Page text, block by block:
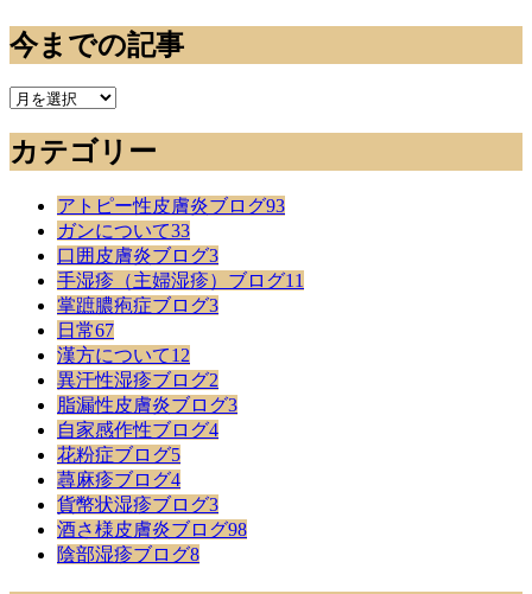
今までの記事
今
で
の
カテゴリー
アトピー性皮膚炎ブログ93
ガンについて33
口囲皮膚炎ブログ3
手湿疹（主婦湿疹）ブログ11
掌蹠膿疱症ブログ3
日常67
漢方について12
異汗性湿疹ブログ2
脂漏性皮膚炎ブログ3
自家感作性ブログ4
花粉症ブログ5
蕁麻疹ブログ4
貨幣状湿疹ブログ3
酒さ様皮膚炎ブログ98
陰部湿疹ブログ8